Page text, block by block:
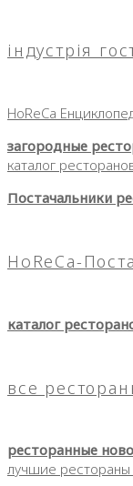
індустрія
HoReCa
загородные
каталог
Постачальники
HoReCa-
каталог
все
ресторанные
лучшие рестораны